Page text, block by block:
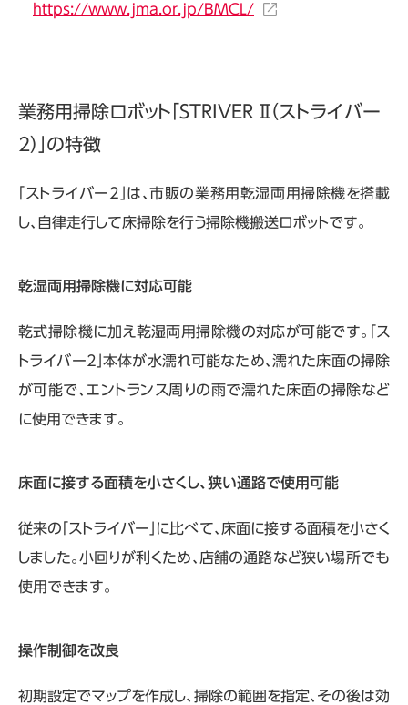
https://www.jma.or.jp/BMCL/
業務用掃除ロボット「STRIVER Ⅱ（ストライバー
2）」の特徴
「ストライバー2」は、市販の業務用乾湿両用掃除機を搭載
し、自律走行して床掃除を行う掃除機搬送ロボットです。
乾湿両用掃除機に対応可能
乾式掃除機に加え乾湿両用掃除機の対応が可能です。「ス
トライバー2」本体が水濡れ可能なため、濡れた床面の掃除
が可能で、エントランス周りの雨で濡れた床面の掃除など
に使用できます。
床面に接する面積を小さくし、狭い通路で使用可能
従来の「ストライバー」に比べて、床面に接する面積を小さく
しました。小回りが利くため、店舗の通路など狭い場所でも
使用できます。
操作制御を改良
初期設定でマップを作成し、掃除の範囲を指定、その後は効